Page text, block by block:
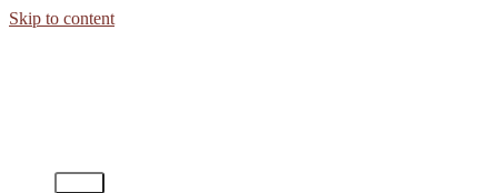
Skip to content